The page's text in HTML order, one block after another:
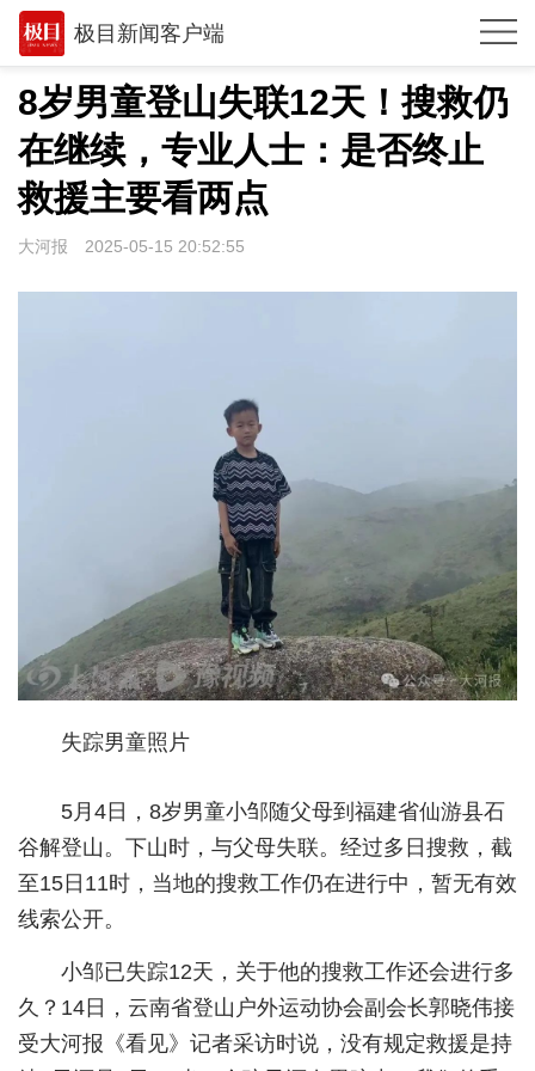
极目新闻客户端
推荐
观点
时政
湖北
健康
悠游
汽车
房产
消费
创意
文化
8岁男童登山失联12天！搜救仍
在继续，专业人士：是否终止
救援主要看两点
大河报 2025-05-15 20:52:55
失踪男童照片
5月4日，8岁男童小邹随父母到福建省仙游县石
谷解登山。下山时，与父母失联。经过多日搜救，截
至15日11时，当地的搜救工作仍在进行中，暂无有效
线索公开。
小邹已失踪12天，关于他的搜救工作还会进行多
久？14日，云南省登山户外运动协会副会长郭晓伟接
受大河报《看见》记者采访时说，没有规定救援是持